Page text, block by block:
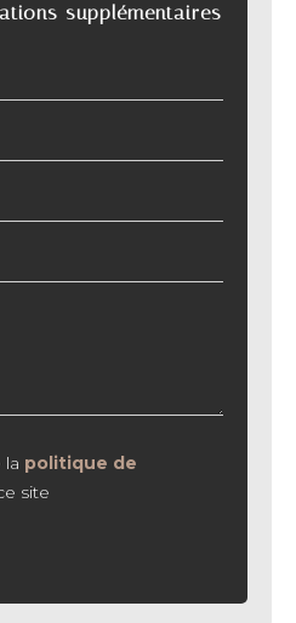
supplémentaires
la politique de
site